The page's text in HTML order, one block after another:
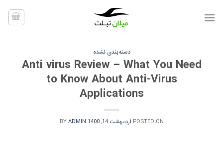
دسته‌بندی نشده
Anti virus Review – What You Need
to Know About Anti-Virus
Applications
POSTED ON اردیبهشت 14, 1400 BYADMIN